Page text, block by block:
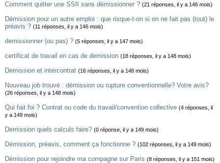
Comment quitter une SSII sans démissionner ? (21 réponses, il y a 146 mois)
Démission pour un autre emploi : que risque-t-on si on ne fait pas (tout) le
préavis ? (11 réponses, il y a 146 mois)
demissionner (ou pas) ? (5 réponses, il y a 147 mois)
certificat de travail en cas de demission (18 réponses, il y a 148 mois)
Demission et intercontrat (16 réponses, il y a 148 mois)
Nouveau job trouvé : démission ou rupture conventionnelle? Votre avis?
(26 réponses, il y a 148 mois)
Qui fait foi ? Contrat ou code du travail/convention collective (4 réponses, il
y a 149 mois)
Demission quels calculs faire? (0 réponse, il y a 149 mois)
Démission, préavis, comment ça fonctionne ? (102 réponses, il y a 149 mois)
Démission pour rejoindre ma compagne sur Paris (8 réponses, il y a 151 mois)